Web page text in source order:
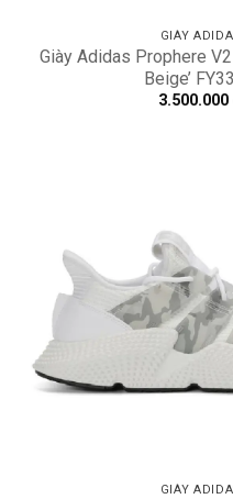
GIÀY
Giày Adidas Prophere
Beige’
3.500.000
GIÀY